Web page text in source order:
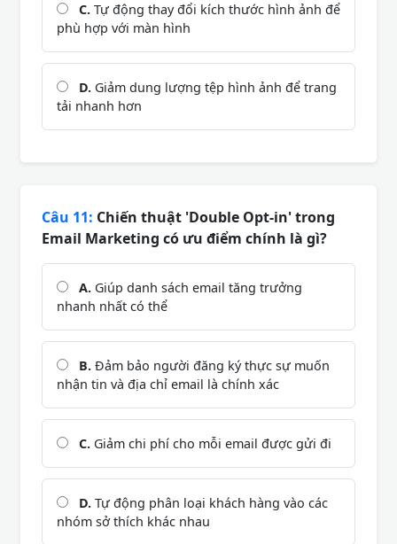
C. Tự động thay đổi kích thước hình ảnh để
phù hợp với màn hình
D. Giảm dung lượng tệp hình ảnh để trang
tải nhanh hơn
Câu 11: Chiến thuật 'Double Opt-in' trong
Email Marketing có ưu điểm chính là gì?
A. Giúp danh sách email tăng trưởng
nhanh nhất có thể
B. Đảm bảo người đăng ký thực sự muốn
nhận tin và địa chỉ email là chính xác
C. Giảm chi phí cho mỗi email được gửi đi
D. Tự động phân loại khách hàng vào các
nhóm sở thích khác nhau